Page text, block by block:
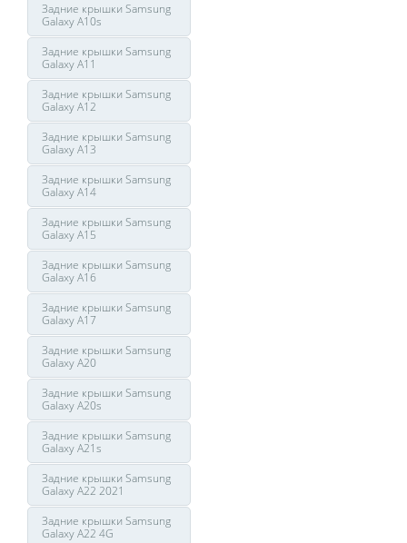
Задние крышки Samsung
Galaxy A10s
Задние крышки Samsung
Galaxy A11
Задние крышки Samsung
Galaxy A12
Задние крышки Samsung
Galaxy A13
Задние крышки Samsung
Galaxy A14
Задние крышки Samsung
Galaxy A15
Задние крышки Samsung
Galaxy A16
Задние крышки Samsung
Galaxy A17
Задние крышки Samsung
Galaxy A20
Задние крышки Samsung
Galaxy A20s
Задние крышки Samsung
Galaxy A21s
Задние крышки Samsung
Galaxy A22 2021
Задние крышки Samsung
Galaxy A22 4G